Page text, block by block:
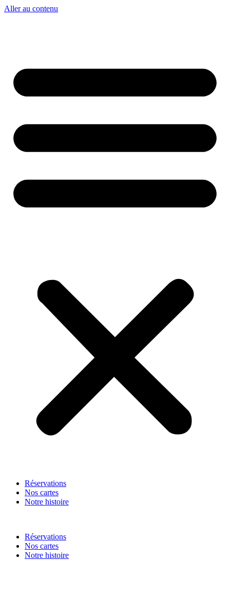
Aller au contenu
Réservations
Nos cartes
Notre histoire
Réservations
Nos cartes
Notre histoire